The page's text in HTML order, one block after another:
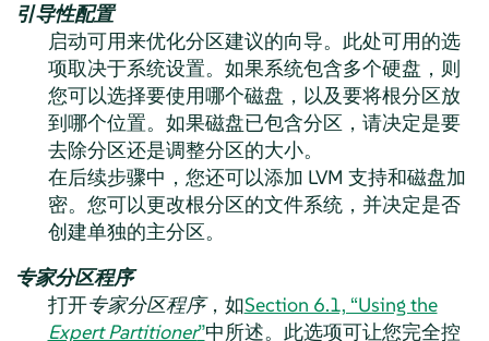
引导性配置
启动可用来优化分区建议的向导。此处可用的选
项取决于系统设置。如果系统包含多个硬盘，则
您可以选择要使用哪个磁盘，以及要将根分区放
到哪个位置。如果磁盘已包含分区，请决定是要
去除分区还是调整分区的大小。
在后续步骤中，您还可以添加 LVM 支持和磁盘加
密。您可以更改根分区的文件系统，并决定是否
创建单独的主分区。
专家分区程序
打开专家分区程序，如Section 6.1, “Using the
Expert Partitioner”中所述。此选项可让您完全控